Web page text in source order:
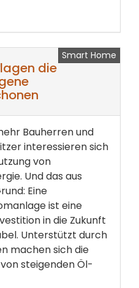
Smart Home
die
Bauherren und
interessieren sich
von
Und das aus
Eine
ist eine
in die Zukunft
Unterstützt durch
machen sich die
steigenden Öl-